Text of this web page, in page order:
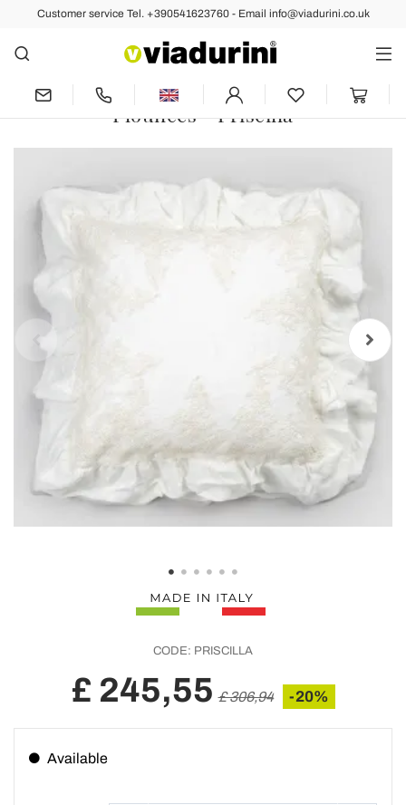
Customer service Tel. +390541623760 - Email info@viadurini.co.uk
Back Previous Next
Square Pillowcase in White Linen with
Decorative Lace on the Edges and
Flounces - Priscilla
CODE: PRISCILLA
£ 245,55 £ 306,94 -20%
Available